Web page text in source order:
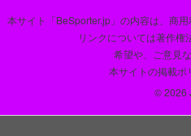
本サイト「BeSporter.jp」の内容は、商
リンクについては著作権
希望や、ご意見
本サイトの掲載ポ
© 2026